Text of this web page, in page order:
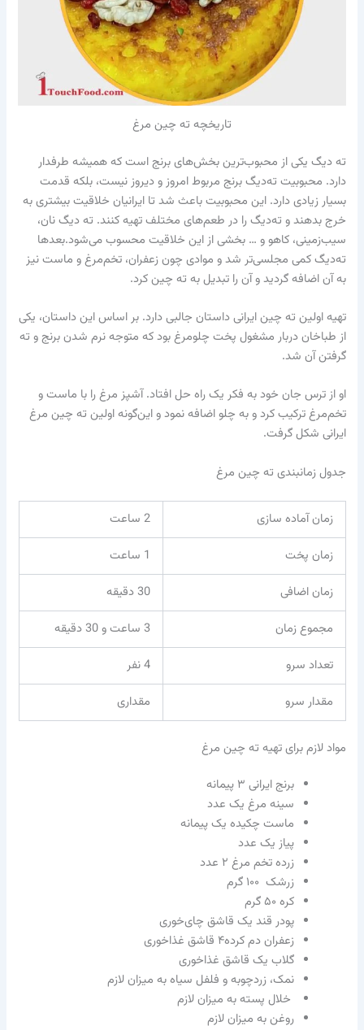
تاریخچه ته چین مرغ
ته‌ دیگ یکی از محبوب‌ترین بخش‌های برنج است که همیشه طرفدار
دارد. محبوبیت ته‌دیگ برنج مربوط امروز و دیروز نیست، بلکه قدمت
بسیار زیادی دارد. این محبوبیت باعث شد تا ایرانیان خلاقیت بیشتری به
خرج بدهند و ته‌دیگ را در طعم‌های مختلف تهیه کنند. ته‌ دیگ نان،
سیب‌زمینی‌، کاهو و … بخشی از این خلاقیت محسوب می‌شود.بعدها
ته‌‌دیگ کمی مجلسی‌تر شد و موادی چون زعفران، تخم‌مرغ و ماست نیز
به آن اضافه گردید و آن را تبدیل به ته چین کرد.
تهیه اولین ته چین ایرانی داستان جالبی دارد. بر اساس این داستان، یکی
از طباخان دربار مشغول پخت چلومرغ بود که متوجه نرم شدن برنج و ته
گرفتن آن شد.
او از ترس جان خود به فکر یک راه حل افتاد. آشپز مرغ را با ماست و
تخم‌مرغ ترکیب کرد و به چلو اضافه نمود و این‌گونه اولین ته چین مرغ
ایرانی شکل گرفت.
جدول زمانبندی ته چین مرغ
زمان آماده سازی
2 ساعت
زمان پخت
1 ساعت
زمان اضافی
30 دقیقه
مجموع زمان
3 ساعت و 30 دقیقه
تعداد سرو
4 نفر
مقدار سرو
مقداری
مواد لازم برای تهیه ته چین مرغ
برنج ایرانی ۳ پیمانه
سینه مرغ یک عدد
ماست چکیده یک پیمانه
پیاز یک عدد
زرده تخم‌ مرغ ۲ عدد
زرشک ۱۰۰ گرم
کره ۵۰ گرم
پودر قند یک قاشق چای‌خوری
زعفران دم کرده۴ قاشق غذاخوری
گلاب یک قاشق غذاخوری
نمک، زردچوبه و فلفل سیاه به میزان لازم
خلال پسته به میزان لازم
روغن به میزان لازم